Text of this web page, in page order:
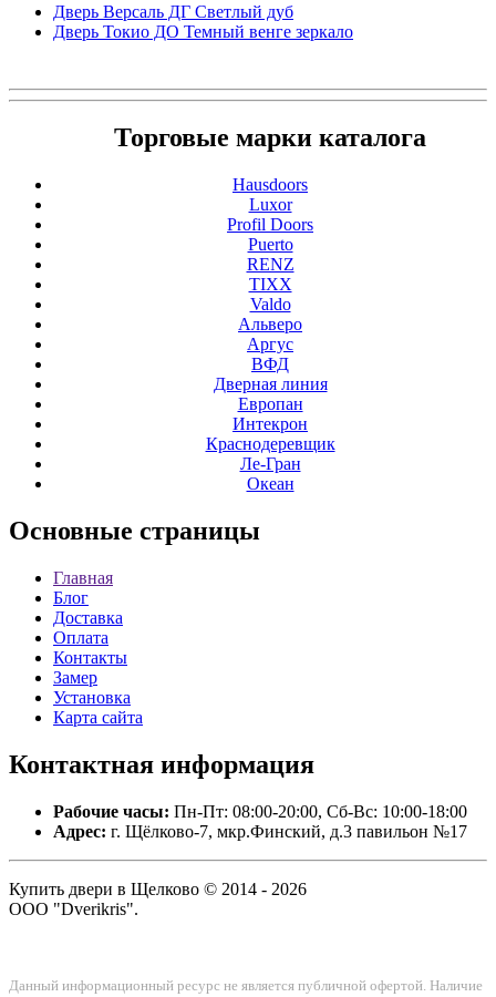
Дверь Версаль ДГ Светлый дуб
Дверь Токио ДО Темный венге зеркало
Торговые марки каталога
Hausdoors
Luxor
Profil Doors
Puerto
RENZ
TIXX
Valdo
Альверо
Аргус
ВФД
Дверная линия
Европан
Интекрон
Краснодеревщик
Ле-Гран
Океан
Основные страницы
Главная
Блог
Доставка
Оплата
Контакты
Замер
Установка
Карта сайта
Контактная информация
Рабочие часы: Пн-Пт: 08:00-20:00, Сб-Вс: 10:00-18:00
Адрес: г. Щёлково-7, мкр.Финский, д.3 павильон №17
Купить двери в Щелково © 2014 - 2026
ООО "Dverikris".
Данный информационный ресурс не является публичной офертой. Наличие